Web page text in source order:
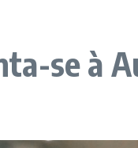
se à